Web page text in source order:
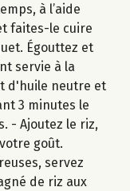
à l’aide
faites-le cuire
Égouttez et
servie à la
d'huile neutre et
3 minutes le
- Ajoutez le riz,
goût.
servez
de riz aux